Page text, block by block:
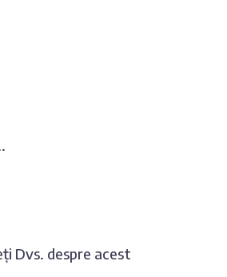
Dvs. despre acest